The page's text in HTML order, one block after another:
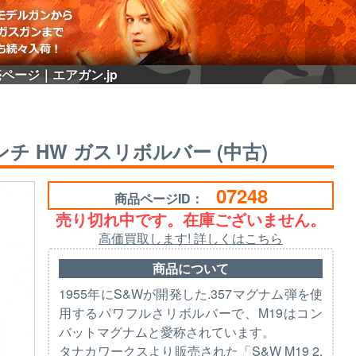
ージ｜エアガン.jp
HW ガスリボルバー (中古)
商品ページID： 07248
売り切れ中です。在庫ございません。
高価買取します! 詳しくはこちら
商品について
1955年にS&Wが開発した.357マグナム弾を使
用するパワフルさリボルバーで、M19はコン
バットマグナムと愛称されています。
タナカワークスより販売された「S&W M19 2.